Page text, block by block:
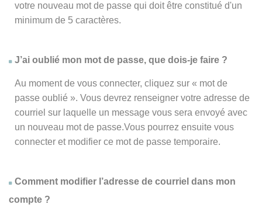
votre nouveau mot de passe qui doit être constitué d'un
minimum de 5 caractères.
J’ai oublié mon mot de passe, que dois-je faire ?
Au moment de vous connecter, cliquez sur « mot de
passe oublié ». Vous devrez renseigner votre adresse de
courriel sur laquelle un message vous sera envoyé avec
un nouveau mot de passe.Vous pourrez ensuite vous
connecter et modifier ce mot de passe temporaire.
Comment modifier l’adresse de courriel dans mon
compte ?